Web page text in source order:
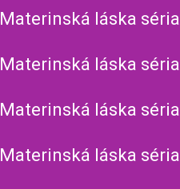
Materinská láska
Materinská láska
Materinská láska
Materinská láska